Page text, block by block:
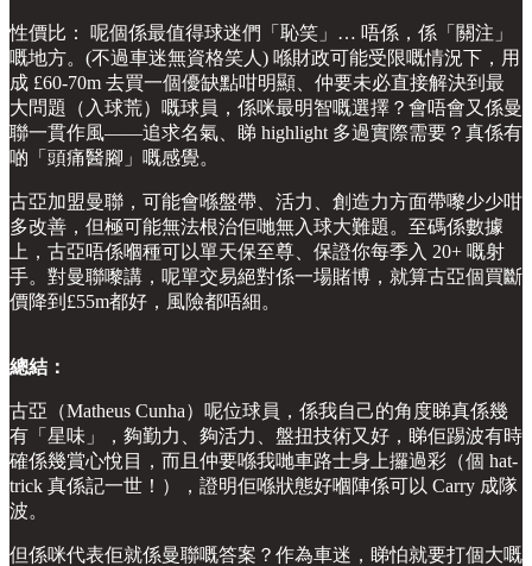
性價比： 呢個係最值得球迷們「恥笑」… 唔係，係「關注」
嘅地方。(不過車迷無資格笑人) 喺財政可能受限嘅情況下，用
成 £60-70m 去買一個優缺點咁明顯、仲要未必直接解決到最
大問題（入球荒）嘅球員，係咪最明智嘅選擇？會唔會又係曼
聯一貫作風——追求名氣、睇 highlight 多過實際需要？真係有
啲「頭痛醫腳」嘅感覺。
古亞加盟曼聯，可能會喺盤帶、活力、創造力方面帶嚟少少咁
多改善，但極可能無法根治佢哋無入球大難題。至碼係數據
上，古亞唔係嗰種可以單天保至尊、保證你每季入 20+ 嘅射
手。對曼聯嚟講，呢單交易絕對係一場賭博，就算古亞個買斷
價降到£55m都好，風險都唔細。
總結：
古亞（Matheus Cunha）呢位球員，係我自己的角度睇真係幾
有「星味」，夠勤力、夠活力、盤扭技術又好，睇佢踢波有時
確係幾賞心悅目，而且仲要喺我哋車路士身上攞過彩（個 hat-
trick 真係記一世！），證明佢喺狀態好嗰陣係可以 Carry 成隊
波。
但係咪代表佢就係曼聯嘅答案？作為車迷，睇怕就要打個大嘅